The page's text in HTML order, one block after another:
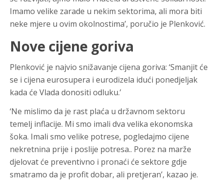
Imamo velike zarade u nekim sektorima, ali mora biti
neke mjere u ovim okolnostima’, poručio je Plenković.
Nove cijene goriva
Plenković je najvio snižavanje cijena goriva: ‘Smanjit će
se i cijena eurosupera i eurodizela idući ponedjeljak
kada će Vlada donositi odluku.’
‘Ne mislimo da je rast plaća u državnom sektoru
temelj inflacije. Mi smo imali dva velika ekonomska
šoka. Imali smo velike potrese, pogledajmo cijene
nekretnina prije i poslije potresa.. Porez na marže
djelovat će preventivno i pronaći će sektore gdje
smatramo da je profit dobar, ali pretjeran’, kazao je.